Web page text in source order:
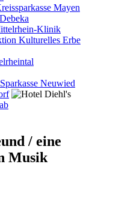
/ eine
Musik